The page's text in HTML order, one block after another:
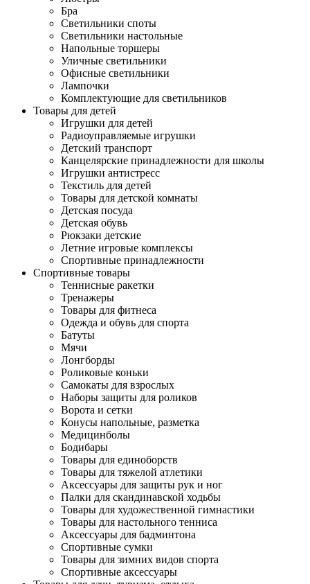
Бра
Светильники споты
Светильники настольные
Напольные торшеры
Уличные светильники
Офисные светильники
Лампочки
Комплектующие для светильников
Товары для детей
Игрушки для детей
Радиоуправляемые игрушки
Детский транспорт
Канцелярские принадлежности для школы
Игрушки антистресс
Текстиль для детей
Товары для детской комнаты
Детская посуда
Детская обувь
Рюкзаки детские
Летние игровые комплексы
Спортивные принадлежности
Спортивные товары
Теннисные ракетки
Тренажеры
Товары для фитнеса
Одежда и обувь для спорта
Батуты
Мячи
Лонгборды
Роликовые коньки
Самокаты для взрослых
Наборы защиты для роликов
Ворота и сетки
Конусы напольные, разметка
Медицинболы
Бодибары
Товары для единоборств
Товары для тяжелой атлетики
Аксессуары для защиты рук и ног
Палки для скандинавской ходьбы
Товары для художественной гимнастики
Товары для настольного тенниса
Аксессуары для бадминтона
Спортивные сумки
Товары для зимних видов спорта
Спортивные аксессуары